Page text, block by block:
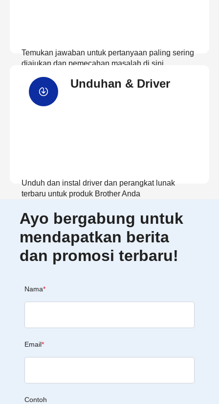
Temukan jawaban untuk pertanyaan paling sering
diajukan dan pemecahan masalah di sini
Unduhan & Driver
Unduh dan instal driver dan perangkat lunak
terbaru untuk produk Brother Anda
Lihat Unduhan
Ayo bergabung untuk
mendapatkan berita
dan promosi terbaru!
Nama*
Email*
Contoh